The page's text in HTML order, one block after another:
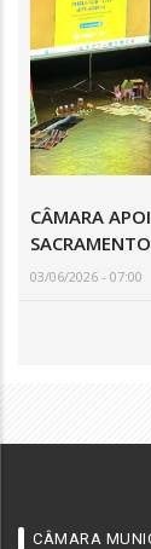
CÂMARA
SACRAMENTO
03/06/2026 - 07:00
CÂMARA